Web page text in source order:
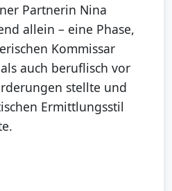
Partnerin Nina
allein – eine Phase,
Kommissar
auch beruflisch vor
stellte und
Ermittlungsstil